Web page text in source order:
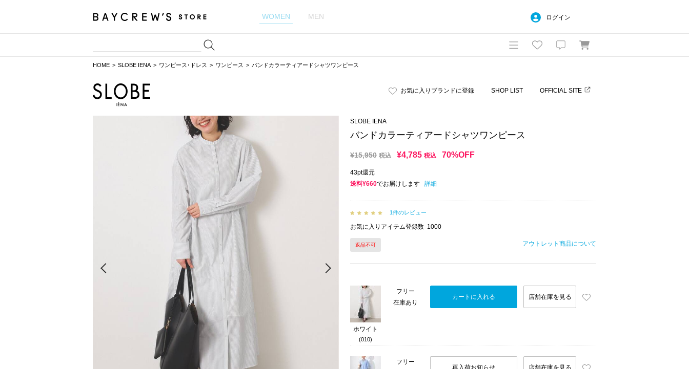
WOMEN MEN ログイン
HOME SLOBE IENA ワンピース･ドレス ワンピース バンドカラーティアードシャツワンピース
お気に入りブランドに登録 SHOP LIST OFFICIAL SITE
Next
SLOBE IENA
バンドカラーティアードシャツワンピース
¥15,950 税込 ¥4,785 税込 70%OFF
43pt還元
送料¥660でお届けします 詳細
1件のレビュー
お気に入りアイテム登録数 1000
返品不可 アウトレット商品について
ホワイト
(010)
フリー
在庫あり
カートに入れる 店舗在庫を見る
フリー
再入荷お知らせ 店舗在庫を見る